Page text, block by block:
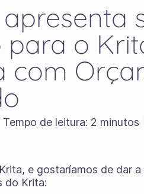
o
com
Tempo de leitura: 2 minutos
e gostaríamos de dar a
do Krita: